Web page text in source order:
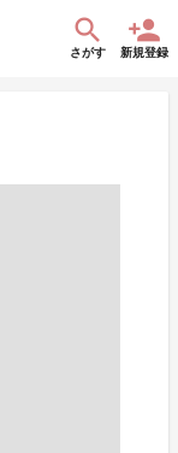
さがす 新規登録